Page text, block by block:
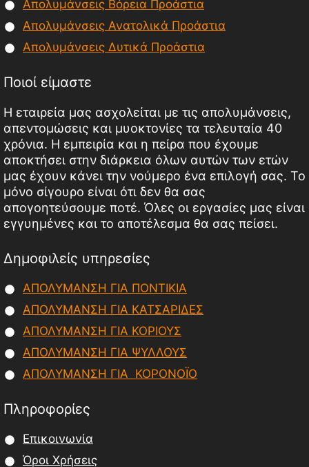
Απολυμάνσεις Βόρεια Προάστια
Απολυμάνσεις Ανατολικά Προάστια
Απολυμάνσεις Δυτικά Προάστια
Ποιοί είμαστε
Η εταιρεία μας ασχολείται με τις απολυμάνσεις,
απεντομώσεις και μυοκτονίες τα τελευταία 40
χρόνια. Η εμπειρία και η πείρα που έχουμε
αποκτήσει στην διάρκεια όλων αυτών των ετών
μας έχουν κάνει την νούμερο ένα επιλογή σας. Το
μόνο σίγουρο είναι ότι δεν θα σας
απογοητεύσουμε ποτέ. Όλες οι εργασίες μας είναι
εγγυημένες και το αποτέλεσμα θα σας πείσει.
Δημοφιλείς υπηρεσίες
ΑΠΟΛΥΜΑΝΣΗ ΓΙΑ ΠΟΝΤΙΚΙΑ
ΑΠΟΛΥΜΑΝΣΗ ΓΙΑ ΚΑΤΣΑΡΙΔΕΣ
ΑΠΟΛΥΜΑΝΣΗ ΓΙΑ ΚΟΡΙΟΥΣ
ΑΠΟΛΥΜΑΝΣΗ ΓΙΑ ΨΥΛΛΟΥΣ
ΑΠΟΛΥΜΑΝΣΗ ΓΙΑ ΚΟΡΟΝΟΪΟ
Πληροφορίες
Επικοινωνία
Όροι Χρήσεις